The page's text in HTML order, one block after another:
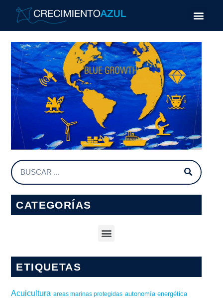
CATEGORÍAS
ETIQUETAS
Acuicultura areas marinas protegidas autonomía energética